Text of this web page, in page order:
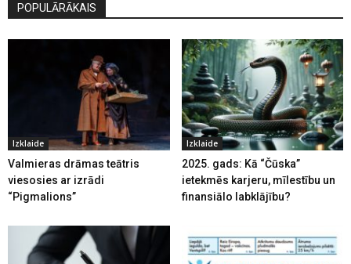
POPULĀRĀKAIS
Izklaide
Valmieras drāmas teātris
viesosies ar izrādi
“Pigmalions”
Izklaide
2025. gads: Kā “Čūska”
ietekmēs karjeru, mīlestību un
finansiālo labklājību?